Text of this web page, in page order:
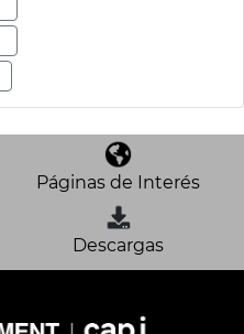
Páginas de Interés
Descargas